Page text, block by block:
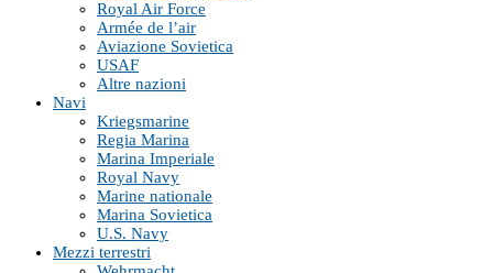
Royal Air Force
Armée de l’air
Aviazione Sovietica
USAF
Altre nazioni
Navi
Kriegsmarine
Regia Marina
Marina Imperiale
Royal Navy
Marine nationale
Marina Sovietica
U.S. Navy
Mezzi terrestri